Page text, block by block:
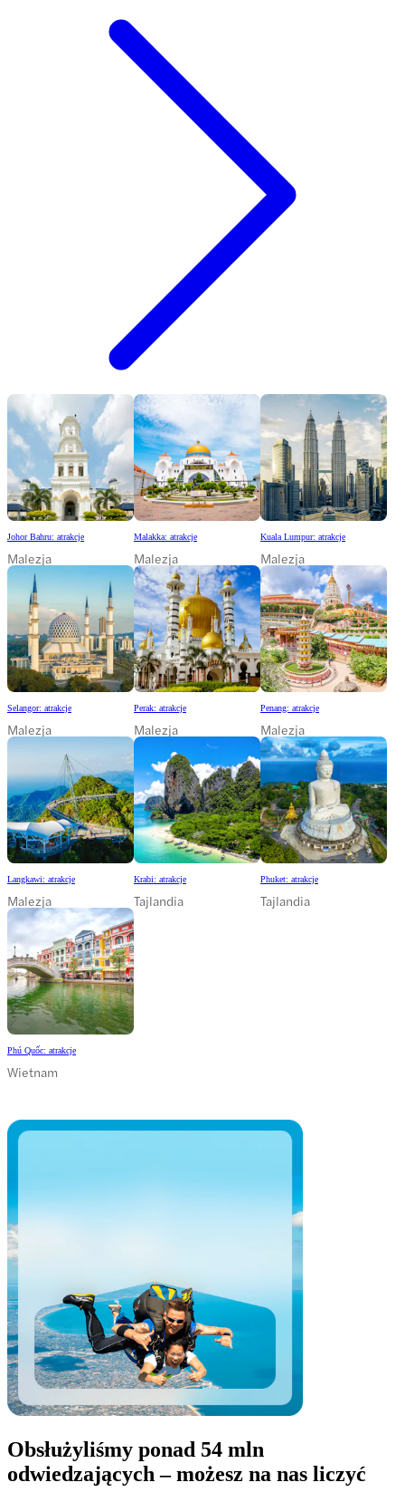
Johor Bahru: atrakcje
Malezja
Malakka: atrakcje
Malezja
Kuala Lumpur: atrakcje
Malezja
Selangor: atrakcje
Malezja
Perak: atrakcje
Malezja
Penang: atrakcje
Malezja
Langkawi: atrakcje
Malezja
Krabi: atrakcje
Tajlandia
Phuket: atrakcje
Tajlandia
Phú Quốc: atrakcje
Wietnam
Obsłużyliśmy ponad 54 mln
odwiedzających – możesz na nas liczyć